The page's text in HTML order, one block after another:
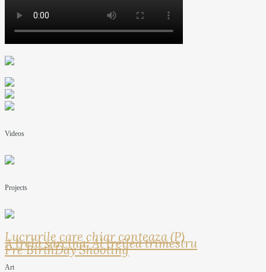
Videos
Projects
Lucrurile care chiar conteaza (P)
A treia sarcina: Al treilea trimestru
Pre BirthDay Shooting
Art